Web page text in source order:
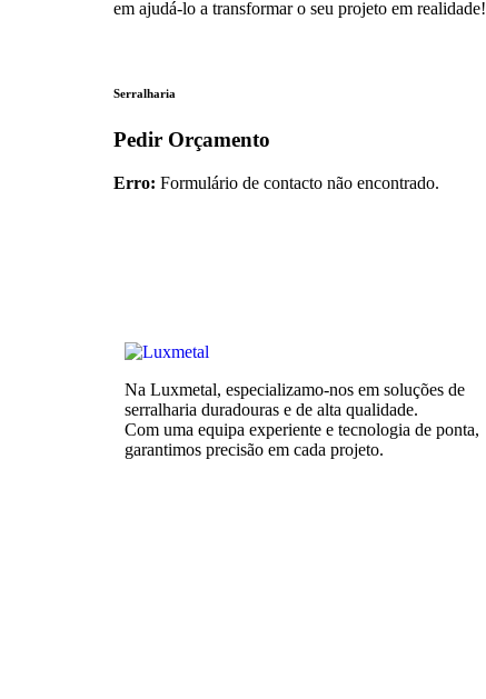
em ajudá-lo a transformar o seu projeto em realidade!
Serralharia
Pedir Orçamento
Erro: Formulário de contacto não encontrado.
Na Luxmetal, especializamo-nos em soluções de
serralharia duradouras e de alta qualidade.
Com uma equipa experiente e tecnologia de ponta,
garantimos precisão em cada projeto.